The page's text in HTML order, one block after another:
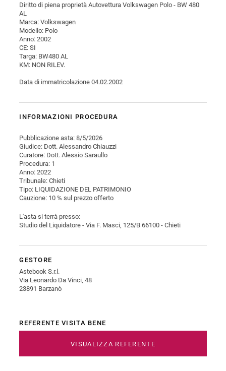
Diritto di piena proprietà Autovettura Volkswagen Polo - BW 480
AL
Marca: Volkswagen
Modello: Polo
Anno: 2002
CE: SI
Targa: BW480 AL
KM: NON RILEV.
Data di immatricolazione 04.02.2002
INFORMAZIONI PROCEDURA
Pubblicazione asta: 8/5/2026
Giudice: Dott. Alessandro Chiauzzi
Curatore: Dott. Alessio Saraullo
Procedura: 1
Anno: 2022
Tribunale: Chieti
Tipo: LIQUIDAZIONE DEL PATRIMONIO
Cauzione: 10 % sul prezzo offerto
L'asta si terrà presso:
Studio del Liquidatore - Via F. Masci, 125/B 66100 - Chieti
GESTORE
Astebook S.r.l.
Via Leonardo Da Vinci, 48
23891 Barzanò
REFERENTE VISITA BENE
VISUALIZZA REFERENTE